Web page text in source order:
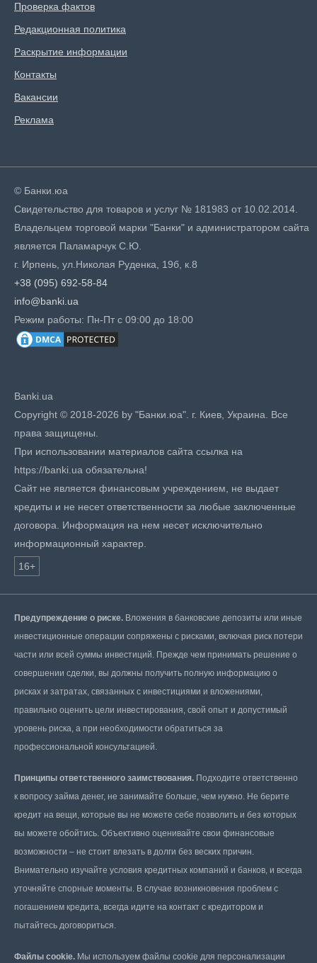
Проверка фактов
Редакционная политика
Раскрытие информации
Контакты
Вакансии
Реклама
© Банки.юа
Свидетельство для товаров и услуг № 181983 от 10.02.2014.
Владельцем торговой марки "Банки" и администратором сайта
является Паламарчук С.Ю.
г. Ирпень, ул.Николая Руденка, 19б, к.8
+38 (095) 692-58-84
info@banki.ua
Режим работы: Пн-Пт с 09:00 до 18:00
Banki.ua
Copyright © 2018-2026 by "Банки.юа". г. Киев, Украина. Все
права защищены.
При использовании материалов сайта ссылка на
https://banki.ua обязательна!
Сайт не является финансовым учреждением, не выдает
кредиты и не несет ответственности за любые заключенные
договора. Информация на нем несет исключительно
информационный характер.
16+
Предупреждение о риске. Вложения в банковские депозиты или иные
инвестиционные операции сопряжены с рисками, включая риск потери
части или всей суммы инвестиций. Прежде чем принимать решение о
совершении сделки, вы должны получить полную информацию о
рисках и затратах, связанных с инвестициями и вложениями,
правильно оценить цели инвестирования, свой опыт и допустимый
уровень риска, а при необходимости обратиться за
профессиональной консультацией.
Принципы ответственного заимствования. Подходите ответственно
к вопросу займа денег, не занимайте больше, чем нужно. Не берите
кредит на вещи, которые вы не можете себе позволить и без которых
вы можете обойтись. Объективно оценивайте свои финансовые
возможности – не стоит влезать в долги без веских причин.
Внимательно изучайте условия кредитных компаний и банков, и всегда
уточняйте спорные моменты. В случае возникновения проблем с
погашением кредита, всегда идите на контакт с кредитором и
пытайтесь договориться.
Файлы cookie. Мы используем файлы cookie для персонализации